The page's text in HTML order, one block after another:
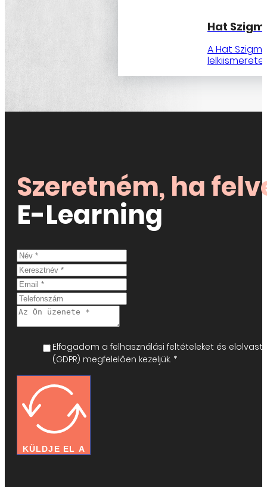
Hat
A Hat
Szeretném, ha
E-Learning
Elfogadom a felhasználási feltételeket és
(GDPR) megfelelően kezeljük. *
KÜLDJE EL A